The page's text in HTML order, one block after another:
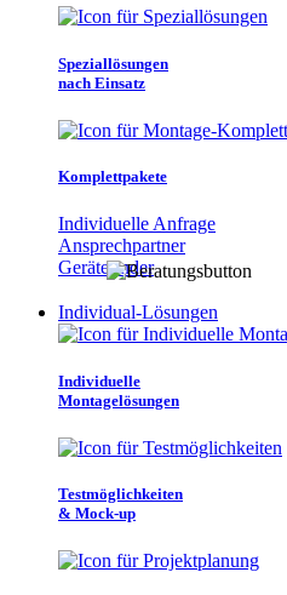
Speziallösungen
nach Einsatz
Komplettpakete
Individuelle Anfrage
Ansprechpartner
Gerätefinder
Individual-Lösungen
Individuelle
Montagelösungen
Testmöglichkeiten
& Mock-up